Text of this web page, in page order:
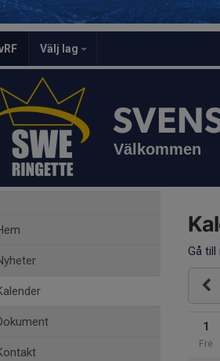
Välj lag
Välkommen
Gå till
1
Fre